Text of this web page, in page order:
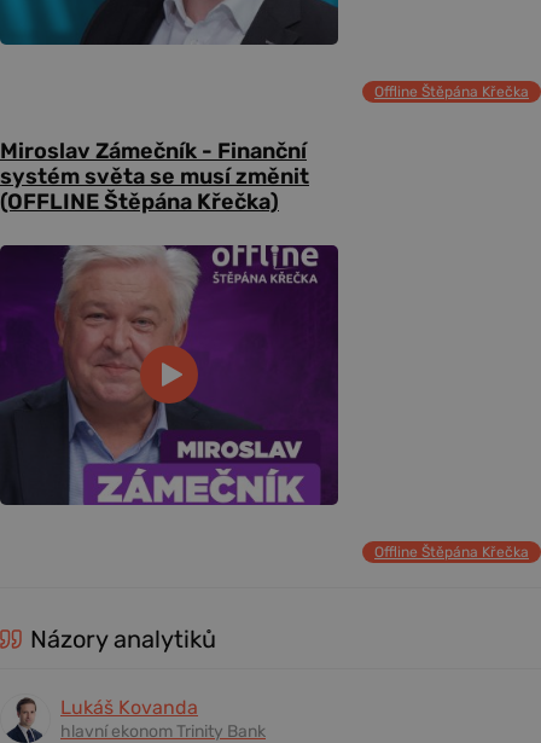
Offline Štěpána Křečka
Miroslav Zámečník - Finanční
systém světa se musí změnit
(OFFLINE Štěpána Křečka)
Offline Štěpána Křečka
Názory analytiků
Lukáš Kovanda
hlavní ekonom Trinity Bank